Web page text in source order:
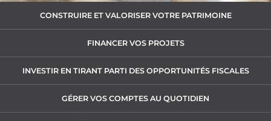
CONSTRUIRE ET VALORISER VOTRE PATRIMOINE
FINANCER VOS PROJETS
INVESTIR EN TIRANT PARTI DES OPPORTUNITÉS FISCALES
GÉRER VOS COMPTES AU QUOTIDIEN